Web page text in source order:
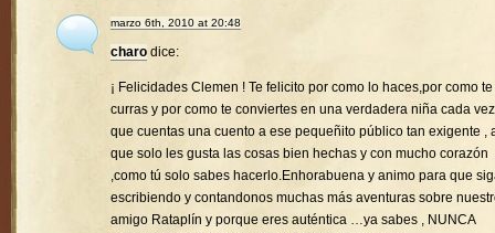
marzo 6th, 2010 at 20:48
charo dice:
¡ Felicidades Clemen ! Te felicito por como lo haces,por como
curras y por como te conviertes en una verdadera niña cada vez
que cuentas una cuento a ese pequeñito público tan exigente ,
que solo les gusta las cosas bien hechas y con mucho corazón
,como tú solo sabes hacerlo.Enhorabuena y animo para que
escribiendo y contandonos muchas más aventuras sobre
amigo Rataplín y porque eres auténtica …ya sabes , NUNCA